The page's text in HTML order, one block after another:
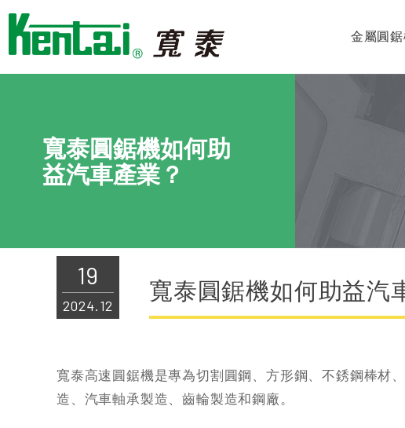
金屬圓
寬泰圓鋸機如何助
益汽車產業？
19
2024.12
寬泰圓鋸機如何助益汽
寬泰高速圓鋸機是專為切割圓鋼、方形鋼、不銹鋼棒材
造、汽車軸承製造、齒輪製造和鋼廠。
Cookie管理面板